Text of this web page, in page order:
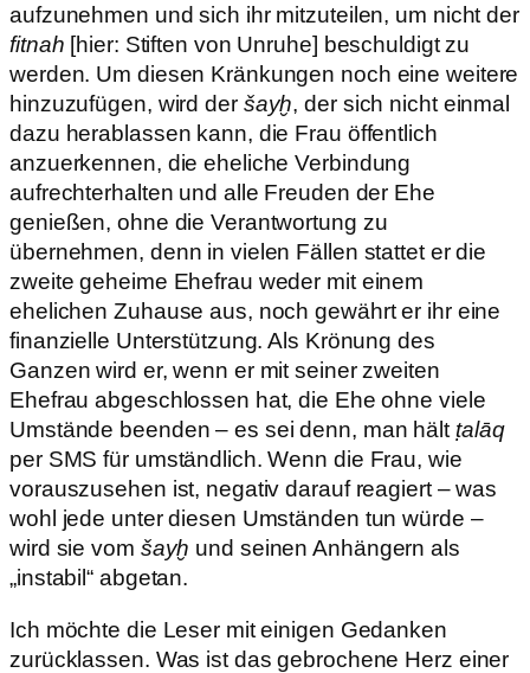
aufzunehmen und sich ihr mitzuteilen, um nicht der
fitnah [hier: Stiften von Unruhe] beschuldigt zu
werden. Um diesen Kränkungen noch eine weitere
hinzuzufügen, wird der šayḫ, der sich nicht einmal
dazu herablassen kann, die Frau öffentlich
anzuerkennen, die eheliche Verbindung
aufrechterhalten und alle Freuden der Ehe
genießen, ohne die Verantwortung zu
übernehmen, denn in vielen Fällen stattet er die
zweite geheime Ehefrau weder mit einem
ehelichen Zuhause aus, noch gewährt er ihr eine
finanzielle Unterstützung. Als Krönung des
Ganzen wird er, wenn er mit seiner zweiten
Ehefrau abgeschlossen hat, die Ehe ohne viele
Umstände beenden – es sei denn, man hältṭalāq
per SMS für umständlich. Wenn die Frau, wie
vorauszusehen ist, negativ darauf reagiert – was
wohl jede unter diesen Umständen tun würde –
wird sie vom šayḫ und seinen Anhängern als
„instabil“ abgetan.
Ich möchte die Leser mit einigen Gedanken
zurücklassen. Was ist das gebrochene Herz einer